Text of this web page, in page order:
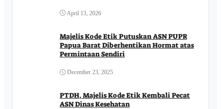
April 13, 2026
Majelis Kode Etik Putuskan ASN PUPR
Papua Barat Diberhentikan Hormat atas
Permintaan Sendiri
December 23, 2025
PTDH, Majelis Kode Etik Kembali Pecat
ASN Dinas Kesehatan